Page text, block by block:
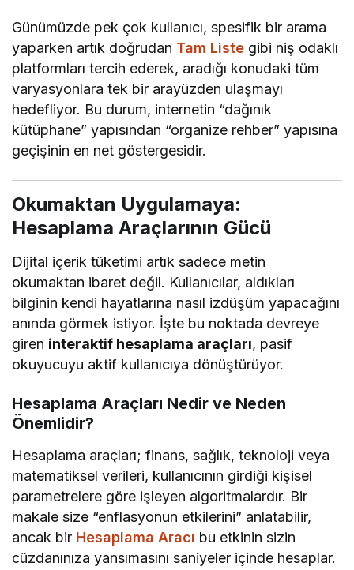
Günümüzde pek çok kullanıcı, spesifik bir arama
yaparken artık doğrudan Tam Liste gibi niş odaklı
platformları tercih ederek, aradığı konudaki tüm
varyasyonlara tek bir arayüzden ulaşmayı
hedefliyor. Bu durum, internetin “dağınık
kütüphane” yapısından “organize rehber” yapısına
geçişinin en net göstergesidir.
Okumaktan Uygulamaya:
Hesaplama Araçlarının Gücü
Dijital içerik tüketimi artık sadece metin
okumaktan ibaret değil. Kullanıcılar, aldıkları
bilginin kendi hayatlarına nasıl izdüşüm yapacağını
anında görmek istiyor. İşte bu noktada devreye
giren interaktif hesaplama araçları, pasif
okuyucuyu aktif kullanıcıya dönüştürüyor.
Hesaplama Araçları Nedir ve Neden
Önemlidir?
Hesaplama araçları; finans, sağlık, teknoloji veya
matematiksel verileri, kullanıcının girdiği kişisel
parametrelere göre işleyen algoritmalardır. Bir
makale size “enflasyonun etkilerini” anlatabilir,
ancak bir Hesaplama Aracı bu etkinin sizin
cüzdanınıza yansımasını saniyeler içinde hesaplar.